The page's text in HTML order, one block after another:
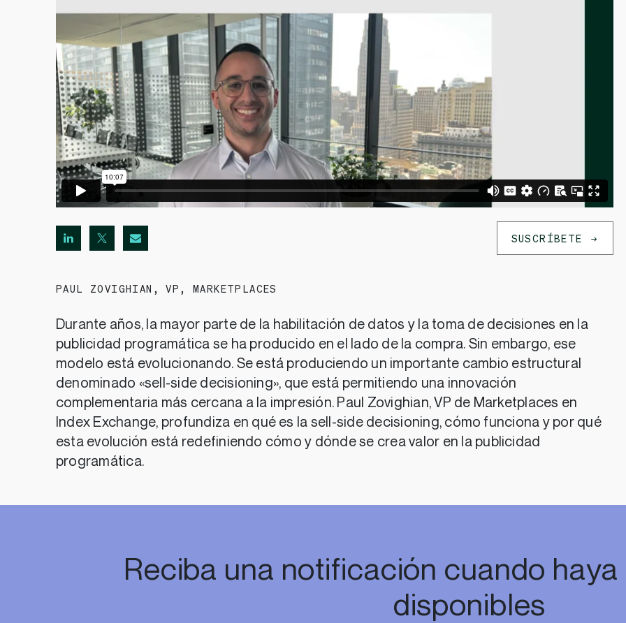
SUSCRÍBETE
PAUL ZOVIGHIAN ,VP, MARKETPLACES
Durante años, la mayor parte de la habilitación de datos y la toma de decisiones en la
publicidad programática se ha producido en el lado de la compra. Sin embargo, ese
modelo está evolucionando. Se está produciendo un importante cambio estructural
denominado «sell-side decisioning», que está permitiendo una innovación
complementaria más cercana a la impresión. Paul Zovighian, VP de Marketplaces en
Index Exchange, profundiza en qué es la sell-side decisioning, cómo funciona y por qué
esta evolución está redefiniendo cómo y dónde se crea valor en la publicidad
programática.
Reciba una notificación cuando haya
disponibles